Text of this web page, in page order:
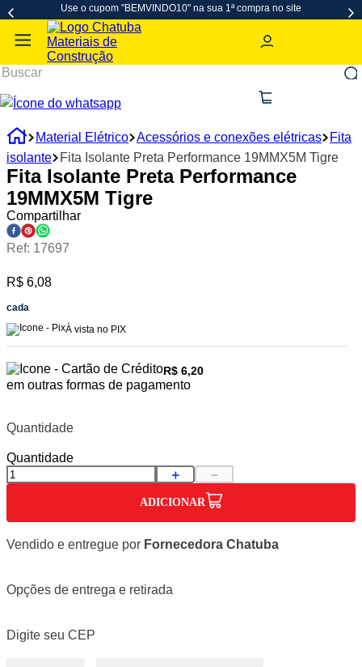
Use o cupom "BEMVINDO10" na sua 1ª compra no site
Material Elétrico Acessórios e conexões elétricas
Fita
isolante
Fita Isolante Preta Performance 19MMX5M Tigre
Fita Isolante Preta Performance
19MMX5M Tigre
Compartilhar
Ref: 17697
R$ 6,08
cada
À vista no PIX
R$ 6,20
em outras formas de pagamento
Quantidade
Quantidade
＋ －
ADICIONAR
Vendido e entregue por Fornecedora Chatuba
Opções de entrega e retirada
Digite seu CEP